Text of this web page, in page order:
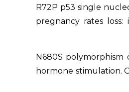
R72P p53 single
pregnancy rates
N680S
hormone stimulation.